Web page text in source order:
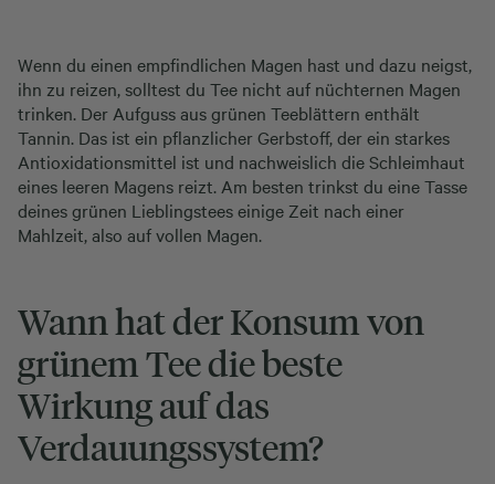
Wenn du einen empfindlichen Magen hast und dazu neigst,
ihn zu reizen, solltest du Tee nicht auf nüchternen Magen
trinken. Der Aufguss aus grünen Teeblättern enthält
Tannin. Das ist ein pflanzlicher Gerbstoff, der ein starkes
Antioxidationsmittel ist und nachweislich die Schleimhaut
eines leeren Magens reizt. Am besten trinkst du eine Tasse
deines grünen Lieblingstees einige Zeit nach einer
Mahlzeit, also auf vollen Magen.
Wann hat der Konsum von
grünem Tee die beste
Wirkung auf das
Verdauungssystem?